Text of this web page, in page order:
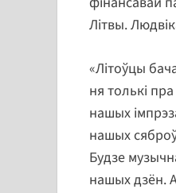
Літвы.
«Літоўцы
ня толькі
нашых
нашых
Будзе
нашых дзён.